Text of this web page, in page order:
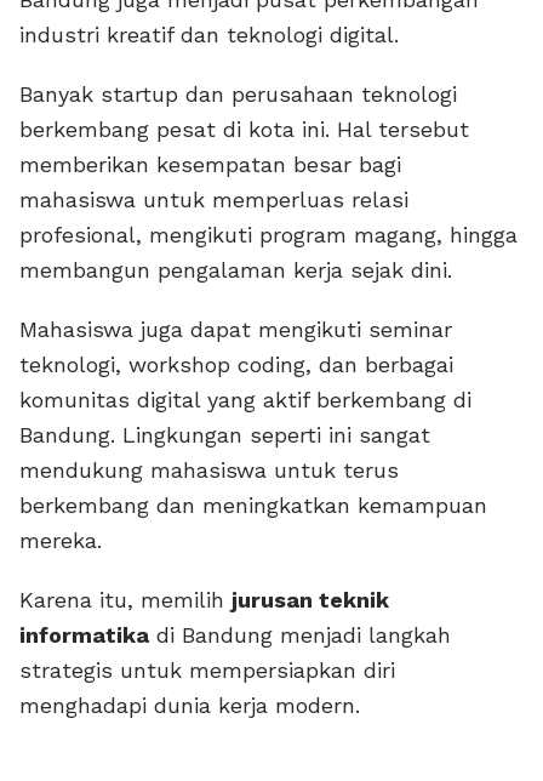
industri kreatif dan teknologi digital.
Banyak startup dan perusahaan teknologi
berkembang pesat di kota ini. Hal tersebut
memberikan kesempatan besar bagi
mahasiswa untuk memperluas relasi
profesional, mengikuti program magang, hingga
membangun pengalaman kerja sejak dini.
Mahasiswa juga dapat mengikuti seminar
teknologi, workshop coding, dan berbagai
komunitas digital yang aktif berkembang di
Bandung. Lingkungan seperti ini sangat
mendukung mahasiswa untuk terus
berkembang dan meningkatkan kemampuan
mereka.
Karena itu, memilih jurusan teknik
informatika di Bandung menjadi langkah
strategis untuk mempersiapkan diri
menghadapi dunia kerja modern.